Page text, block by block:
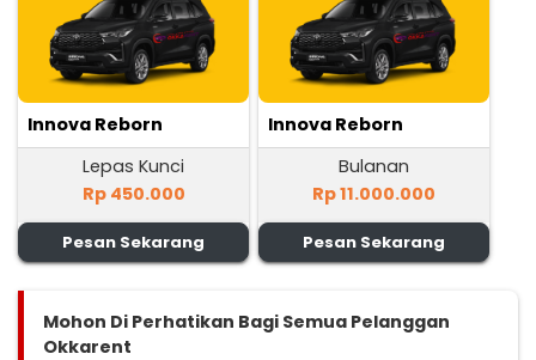
Innova Reborn
Lepas Kunci
Rp 450.000
Pesan Sekarang
Innova Reborn
Bulanan
Rp 11.000.000
Pesan Sekarang
Mohon Di Perhatikan Bagi Semua Pelanggan
Okkarent